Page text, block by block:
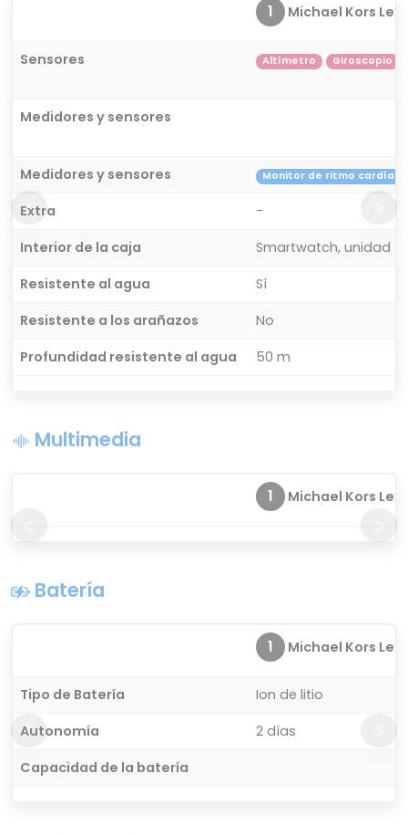
1 Michael Kors
Sensores Altímetro Giroscopio
Medidores y sensores
Medidores y sensores Monitor de ritmo cardíaco
Extra
-
Interior de la caja
Smartwatch, unidad
Resistente al agua
Sí
Resistente a los arañazos
No
Profundidad resistente al agua
50 m
Multimedia
1 Michael Kors
Batería
1 Michael Kors
Tipo de Batería
Ion de litio
Autonomía
2 días
Capacidad de la batería